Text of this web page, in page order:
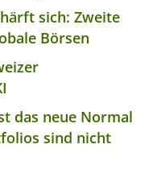
sich: Zweite
Börsen
das neue Normal
sind nicht